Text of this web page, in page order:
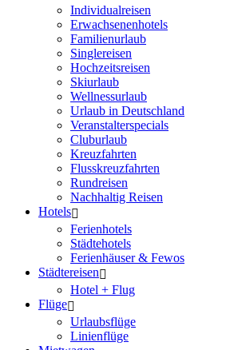
Individualreisen
Erwachsenenhotels
Familienurlaub
Singlereisen
Hochzeitsreisen
Skiurlaub
Wellnessurlaub
Urlaub in Deutschland
Veranstalterspecials
Cluburlaub
Kreuzfahrten
Flusskreuzfahrten
Rundreisen
Nachhaltig Reisen
Hotels
Ferienhotels
Städtehotels
Ferienhäuser & Fewos
Städtereisen
Hotel + Flug
Flüge
Urlaubsflüge
Linienflüge